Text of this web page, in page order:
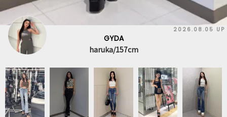
2026.08.05 UP
GYDA
haruka/157cm